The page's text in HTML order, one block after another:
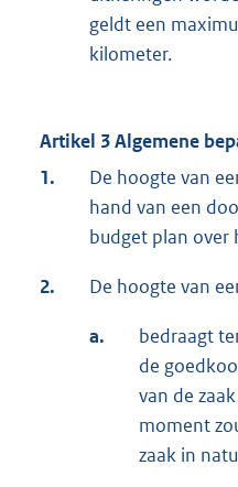
geldt een
kilometer.
Artikel 3 Algemene
1.
De hoogte van
hand van een
budget plan over
2. De hoogte van
a.
bedraagt
de
van de
moment
zaak in